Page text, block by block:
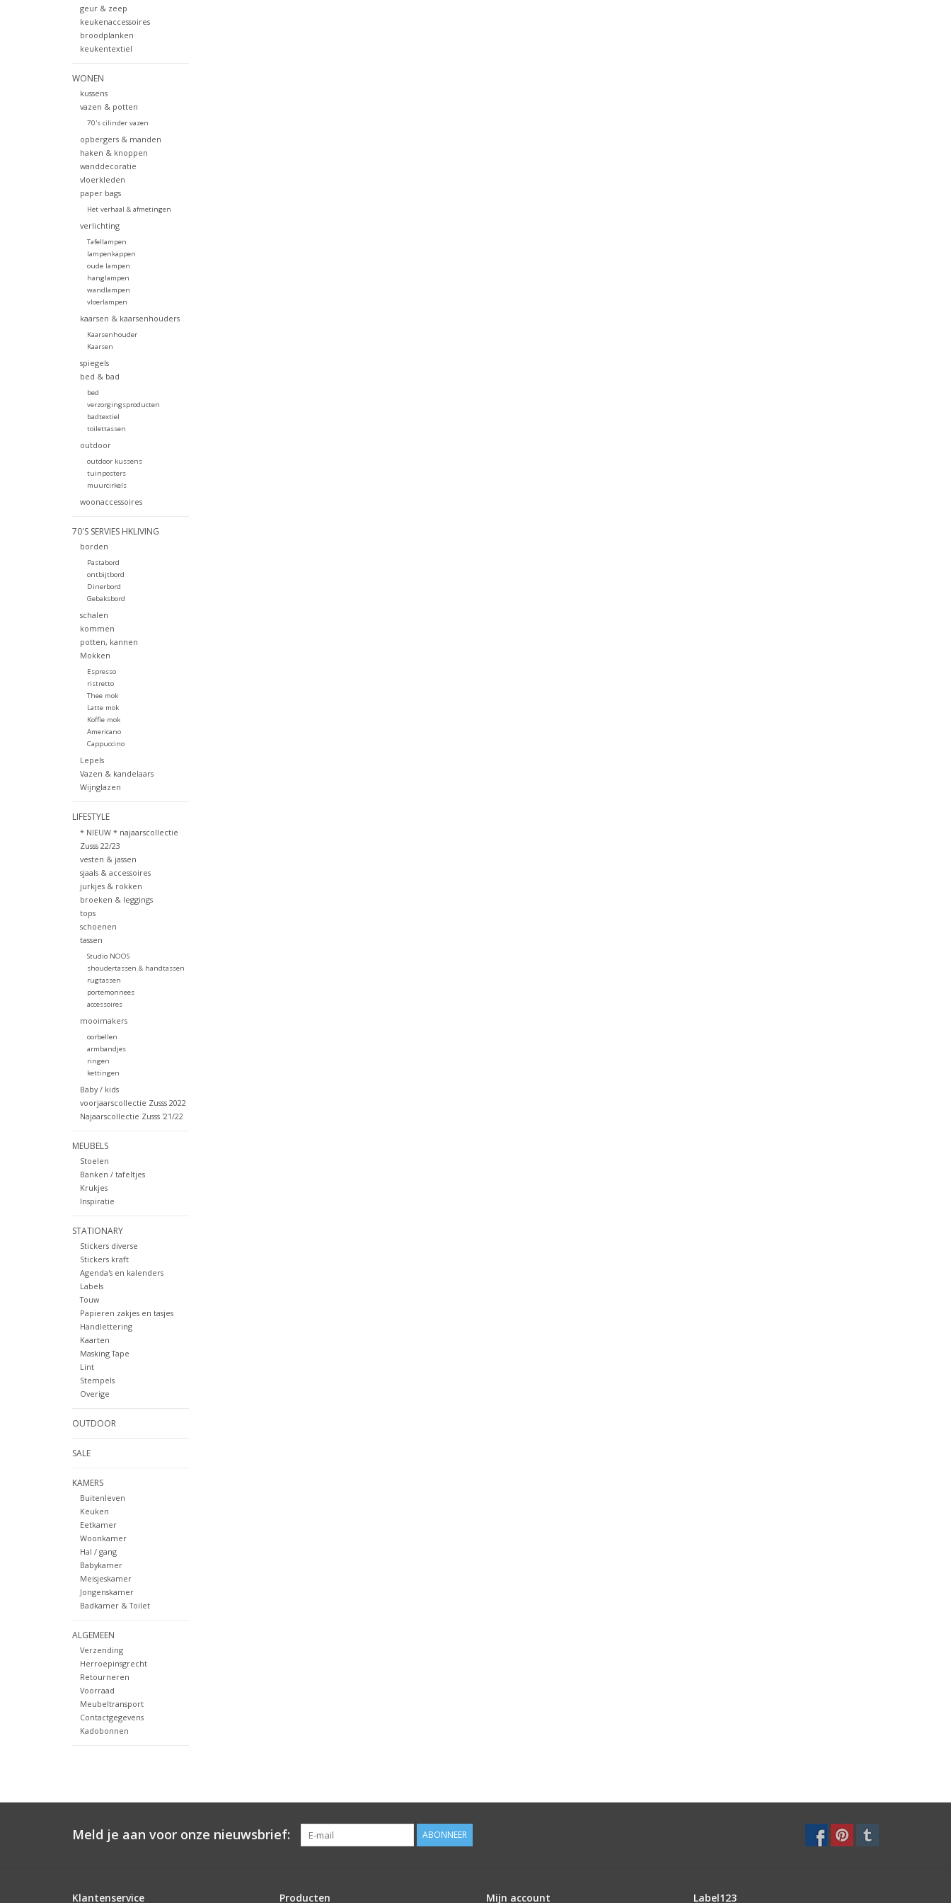
geur & zeep
keukenaccessoires
broodplanken
keukentextiel
WONEN
kussens
vazen & potten
70's cilinder vazen
opbergers & manden
haken & knoppen
wanddecoratie
vloerkleden
paper bags
Het verhaal & afmetingen
verlichting
Tafellampen
lampenkappen
oude lampen
hanglampen
wandlampen
vloerlampen
kaarsen & kaarsenhouders
Kaarsenhouder
Kaarsen
spiegels
bed & bad
bed
verzorgingsproducten
badtextiel
toilettassen
outdoor
outdoor kussens
tuinposters
muurcirkels
woonaccessoires
70'S SERVIES HKLIVING
borden
Pastabord
ontbijtbord
Dinerbord
Gebaksbord
schalen
kommen
potten, kannen
Mokken
Espresso
ristretto
Thee mok
Latte mok
Koffie mok
Americano
Cappuccino
Lepels
Vazen & kandelaars
Wijnglazen
LIFESTYLE
* NIEUW * najaarscollectie
Zusss 22/23
vesten & jassen
sjaals & accessoires
jurkjes & rokken
broeken & leggings
tops
schoenen
tassen
Studio NOOS
shoudertassen & handtassen
rugtassen
portemonnees
accessoires
mooimakers
oorbellen
armbandjes
ringen
kettingen
Baby / kids
voorjaarscollectie Zusss 2022
Najaarscollectie Zusss '21/22
MEUBELS
Stoelen
Banken / tafeltjes
Krukjes
Inspiratie
STATIONARY
Stickers diverse
Stickers kraft
Agenda's en kalenders
Labels
Touw
Papieren zakjes en tasjes
Handlettering
Kaarten
Masking Tape
Lint
Stempels
Overige
OUTDOOR
SALE
KAMERS
Buitenleven
Keuken
Eetkamer
Woonkamer
Hal / gang
Babykamer
Meisjeskamer
Jongenskamer
Badkamer & Toilet
ALGEMEEN
Verzending
Herroepinsgrecht
Retourneren
Voorraad
Meubeltransport
Contactgegevens
Kadobonnen
Meld je aan voor onze nieuwsbrief: ABONNEER
Klantenservice Producten Mijn account Label123